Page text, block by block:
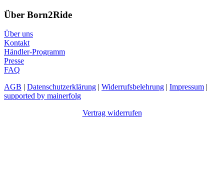
Über Born2Ride
Über uns
Kontakt
Händler-Programm
Presse
FAQ
AGB | Datenschutzerklärung | Widerrufsbelehrung | Impressum |
supported by mainerfolg
Vertrag widerrufen